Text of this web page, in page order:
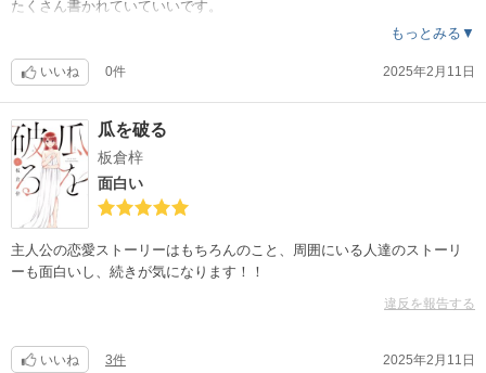
たくさん書かれていていいです。
もっとみる▼
いいね 0件 2025年2月11日
瓜を破る
板倉梓
面白い
主人公の恋愛ストーリーはもちろんのこと、周囲にいる人達のストーリ
ーも面白いし、続きが気になります！！
違反を報告する
いいね 3件 2025年2月11日